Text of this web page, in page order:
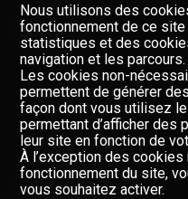
SOCIÉTÉ
NOS COURTIERS
À PROPOS DE NOUS
GAZETTE
FORMULAIRE DE CONTACT
Nous utilisons des
fonctionnement de ce
statistiques et des
navigation et les parcours.
Les cookies non-
permettent de générer
façon dont vous utilisez
permettant d’afficher
leur site en fonction de
À l’exception des
fonctionnement du site,
vous souhaitez activer.